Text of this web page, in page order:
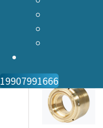
19907991666